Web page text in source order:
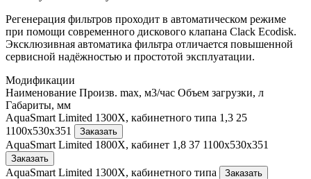
Регенерация фильтров проходит в автоматическом режиме
при помощи современного дискового клапана Clack Ecodisk.
Эксклюзивная автоматика фильтра отличается повышенной
сервисной надёжностью и простотой эксплуатации.
Модификации
Наименование Произв. max, м3/час Объем загрузки, л
Габариты, мм
AquaSmart Limited 1300X, кабинетного типа 1,3 25
1100х530х351
Заказать
AquaSmart Limited 1800X, кабинет 1,8 37 1100х530х351
Заказать
AquaSmart Limited 1300X, кабинетного типа Заказать